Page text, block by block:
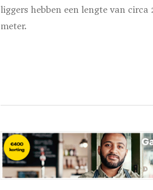
liggers hebben een lengte van
meter.